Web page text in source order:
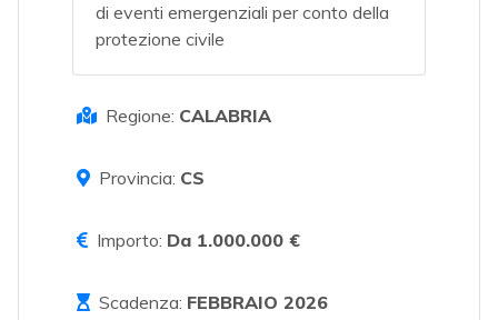
di eventi emergenziali per conto della
protezione civile
Regione: CALABRIA
Provincia: CS
Importo: Da 1.000.000 €
Scadenza: FEBBRAIO 2026